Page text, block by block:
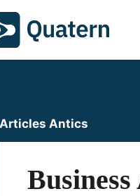
Articles Antics